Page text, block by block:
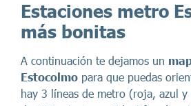
Estaciones metro
más bonitas
A continuación te dejamos un
Estocolmo para que puedas
hay 3 líneas de metro (roja, azul